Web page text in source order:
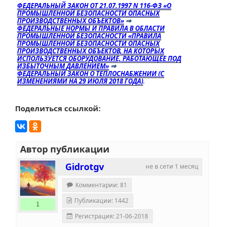
ФЕДЕРАЛЬНЫЙ ЗАКОН ОТ 21.07.1997 N 116-ФЗ «О
ПРОМЫШЛЕННОЙ БЕЗОПАСНОСТИ ОПАСНЫХ
ПРОИЗВОДСТВЕННЫХ ОБЪЕКТОВ»⇒
ФЕДЕРАЛЬНЫЕ НОРМЫ И ПРАВИЛА В ОБЛАСТИ
ПРОМЫШЛЕННОЙ БЕЗОПАСНОСТИ «ПРАВИЛА
ПРОМЫШЛЕННОЙ БЕЗОПАСНОСТИ ОПАСНЫХ
ПРОИЗВОДСТВЕННЫХ ОБЪЕКТОВ, НА КОТОРЫХ
ИСПОЛЬЗУЕТСЯ ОБОРУДОВАНИЕ, РАБОТАЮЩЕЕ ПОД
ИЗБЫТОЧНЫМ ДАВЛЕНИЕМ»⇒
ФЕДЕРАЛЬНЫЙ ЗАКОН О ТЕПЛОСНАБЖЕНИИ (С
ИЗМЕНЕНИЯМИ НА 29 ИЮЛЯ 2018 ГОДА).
Поделиться ссылкой:
Автор публикации
не в сети 1 месяц
Gidrotgv
1
Комментарии: 81
Публикации: 1442
Регистрация: 21-06-2018